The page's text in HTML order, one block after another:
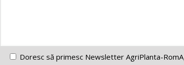
Doresc să primesc Newsletter AgriPlanta-